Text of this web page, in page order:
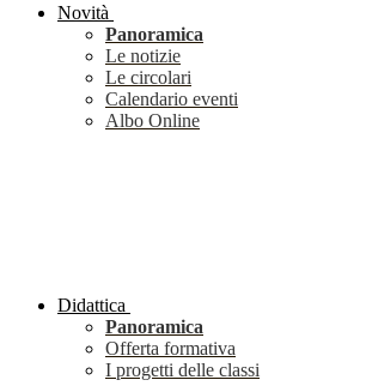
Novità
Panoramica
Le notizie
Le circolari
Calendario eventi
Albo Online
Didattica
Panoramica
Offerta formativa
I progetti delle classi